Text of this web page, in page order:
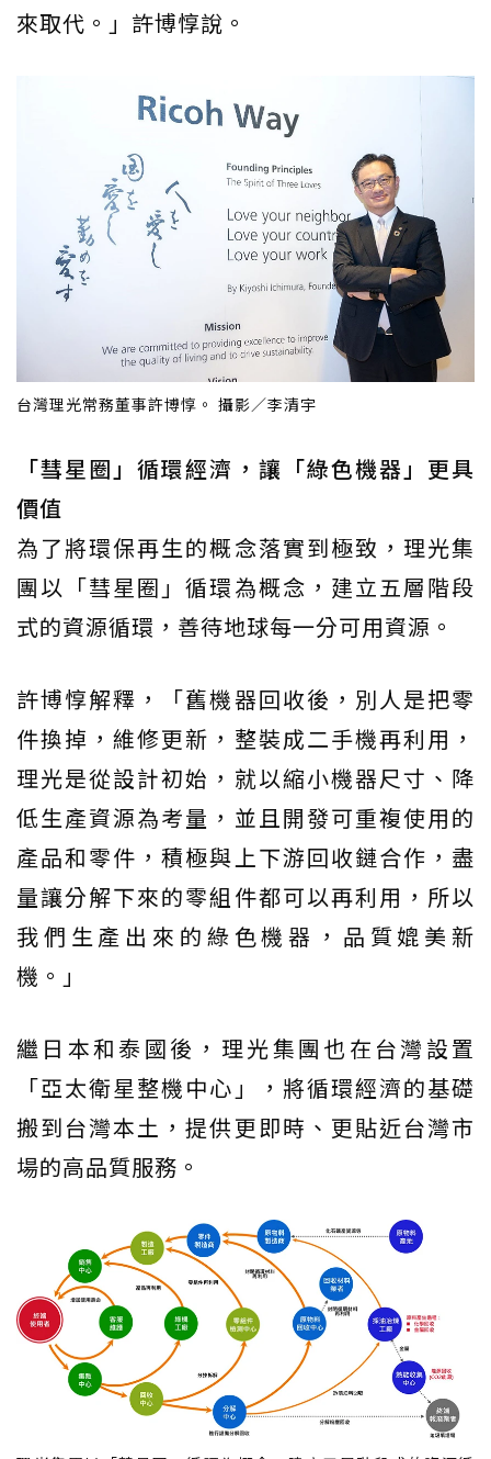
來取代。」許博惇說。
台灣理光常務董事許博惇。 攝影／李清宇
「彗星圈」循環經濟，讓「綠色機器」更具
價值
為了將環保再生的概念落實到極致，理光集
團以「彗星圈」循環為概念，建立五層階段
式的資源循環，善待地球每一分可用資源。
許博惇解釋，「舊機器回收後，別人是把零
件換掉，維修更新，整裝成二手機再利用，
理光是從設計初始，就以縮小機器尺寸、降
低生產資源為考量，並且開發可重複使用的
產品和零件，積極與上下游回收鏈合作，盡
量讓分解下來的零組件都可以再利用，所以
我們生產出來的綠色機器，品質媲美新
機。」
繼日本和泰國後，理光集團也在台灣設置
「亞太衛星整機中心」，將循環經濟的基礎
搬到台灣本土，提供更即時、更貼近台灣市
場的高品質服務。